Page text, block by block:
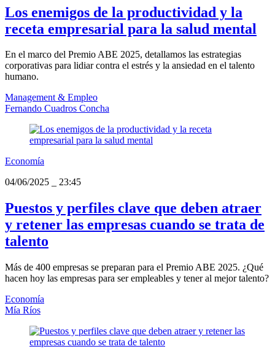
Los enemigos de la productividad y la
receta empresarial para la salud mental
En el marco del Premio ABE 2025, detallamos las estrategias
corporativas para lidiar contra el estrés y la ansiedad en el talento
humano.
Management & Empleo
Fernando Cuadros Concha
Economía
04/06/2025
23:45
Puestos y perfiles clave que deben atraer
y retener las empresas cuando se trata de
talento
Más de 400 empresas se preparan para el Premio ABE 2025. ¿Qué
hacen hoy las empresas para ser empleables y tener al mejor talento?
Economía
Mía Ríos